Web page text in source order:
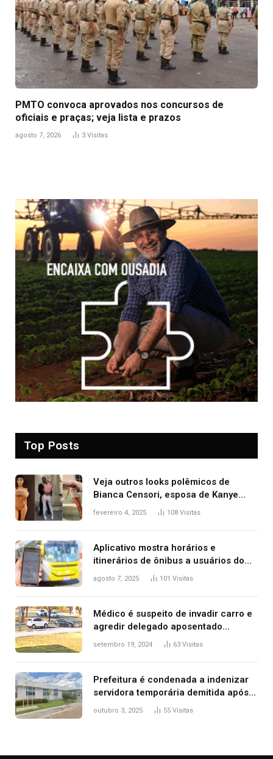
PMTO convoca aprovados nos concursos de
oficiais e praças; veja lista e prazos
agosto 7, 2026 3 Visitas
Top Posts
Veja outros looks polêmicos de
Bianca Censori, esposa de Kanye
West que apareceu nua no Grammy
fevereiro 4, 2025 108 Visitas
Aplicativo mostra horários e
itinerários de ônibus a usuários do
transporte público de Palmas; confira
agosto 7, 2025 101 Visitas
Médico é suspeito de invadir carro e
agredir delegado aposentado
durante confusão no trânsito
setembro 19, 2024 63 Visitas
Prefeitura é condenada a indenizar
servidora temporária demitida após
nascimento da filha
outubro 3, 2025 55 Visitas